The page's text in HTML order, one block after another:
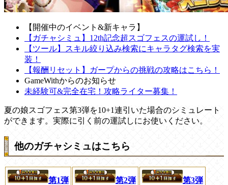
【開催中のイベント&新キャラ】
【ガチャシミュ】12th記念超スゴフェスの運試し！
【ツール】スキル絞り込み検索にキャラタグ検索を実
装！
【報酬リセット】ガープからの挑戦の攻略はこちら！
GameWithからのお知らせ
未経験可&完全在宅！攻略ライター募集！
夏の娘スゴフェス第3弾を10+1連引いた場合のシミュレート
ができます。実際に引く前の運試しにお使いください。
他のガチャシミュはこちら
第1弾 第2弾 第3弾